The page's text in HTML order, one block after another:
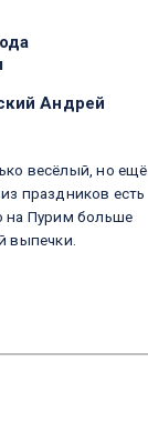
Андрей
весёлый, но ещё
праздников есть
на Пурим больше
выпечки.